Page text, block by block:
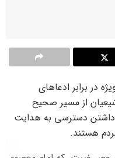
در برابر ادعاهای
از مسیر صحیح
داشتن دسترسی به هدایت
هستند.